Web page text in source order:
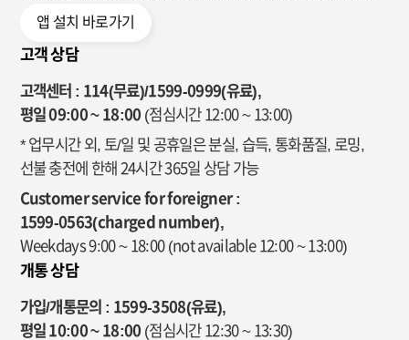
앱 설치 바로가기
고객 상담
고객센터 : 114(무료)/1599-0999(유료),
평일 09:00 ~ 18:00 (점심시간 12:00 ~ 13:00)
* 업무시간 외, 토/일 및 공휴일은 분실, 습득, 통화품질, 로밍,
선불 충전에 한해 24시간 365일 상담 가능
Customer service for foreigner :
1599-0563(charged number),
Weekdays 9:00 ~ 18:00 (not available 12:00 ~ 13:00)
개통 상담
가입/개통문의 : 1599-3508(유료),
평일 10:00 ~ 18:00 (점심시간 12:30 ~ 13:30)